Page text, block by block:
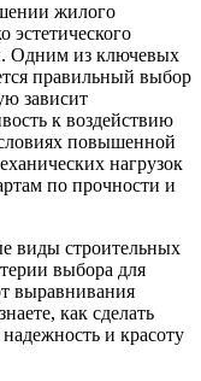
жилого
эстетического
Одним из ключевых
правильный выбор
зависит
к воздействию
повышенной
нагрузок
по прочности и
виды строительных
выбора для
выравнивания
как сделать
и красоту